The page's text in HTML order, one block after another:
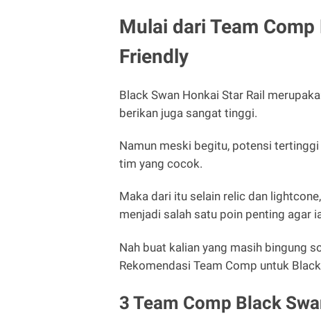
Mulai dari Team
Friendly
Black Swan Honkai Star Rail
berikan juga sangat tinggi.
Namun meski begitu, potensi
tim yang cocok.
Maka dari itu selain relic dan
menjadi salah satu poin penting agar
Nah buat kalian yang masih bingung
Rekomendasi Team Comp untuk
3 Team Comp Black